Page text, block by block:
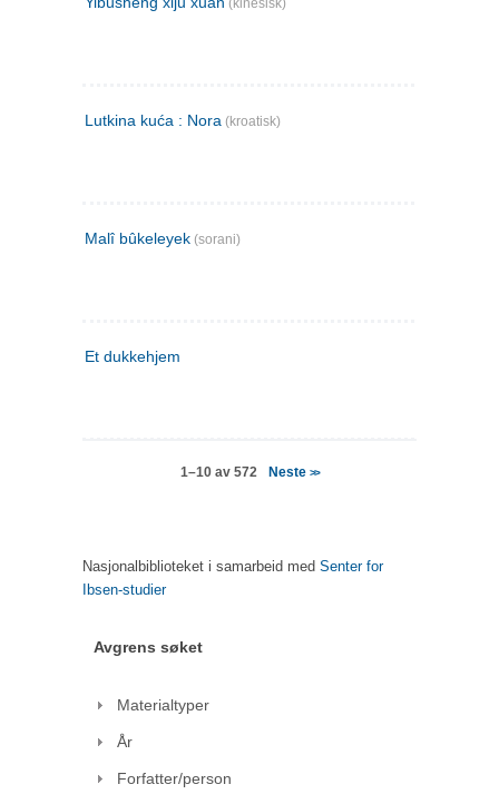
(kinesisk)
Lutkina kuća : Nora (kroatisk)
Malî bûkeleyek (sorani)
Et dukkehjem
1–10 av 572 Neste >>
Nasjonalbiblioteket i samarbeid med Senter for
Ibsen-studier
Avgrens søket
Materialtyper
År
Forfatter/person